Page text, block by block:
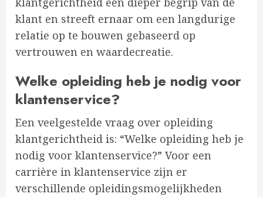
klant en streeft ernaar om een langdurige
relatie op te bouwen gebaseerd op
vertrouwen en waardecreatie.
Welke opleiding heb je nodig voor
klantenservice?
Een veelgestelde vraag over opleiding
klantgerichtheid is: “Welke opleiding heb je
nodig voor klantenservice?” Voor een
carrière in klantenservice zijn er
verschillende opleidingsmogelijkheden